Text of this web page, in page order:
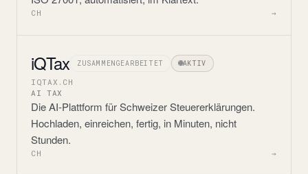
CH →
iQTax ZUSAMMENGEARBEITET AKTIV
IQTAX.CH
AI TAX
Die AI-Plattform für Schweizer Steuererklärungen.
Hochladen, einreichen, fertig, in Minuten, nicht
Stunden.
CH →